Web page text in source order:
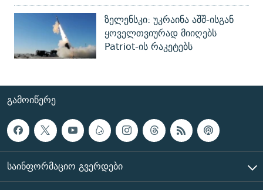
ზელენსკი: უკრაინა აშშ-ისგან
ყოველთვიურად მიიღებს
Patriot-ის რაკეტებს
ᲒᲐᲛᲝᲘᲬᲔᲠᲔ
ᲡᲐᲘᲜᲤᲝᲠᲛᲐᲪᲘᲝ ᲒᲕᲔᲠᲓᲔᲑᲘ